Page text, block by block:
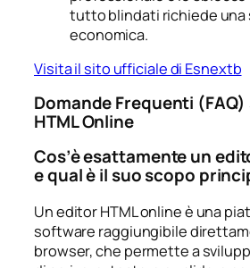
tutto blindati richiede
economica.
Visita il sito ufficiale di Esnextb
Domande Frequenti
HTML Online
Cos’è esattamente un
e qual è il suo scopo
Un editor HTML online è una
software raggiungibile
browser, che permette a